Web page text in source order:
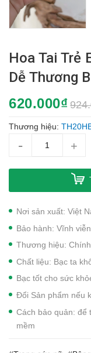
Hoa Tai Trẻ
Dễ Thương
620.000₫
Thương hiệu:
- +
Nơi sản xuất: Việt
Bảo hành: Vĩnh viễn
Thương hiệu:
Chất liệu: Bạc ta
Bạc tốt cho sức
Đổi Sản phẩm nếu
Cách bảo quản: để
mềm